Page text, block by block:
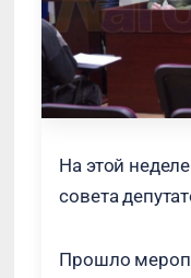
На этой
совета
Прошло